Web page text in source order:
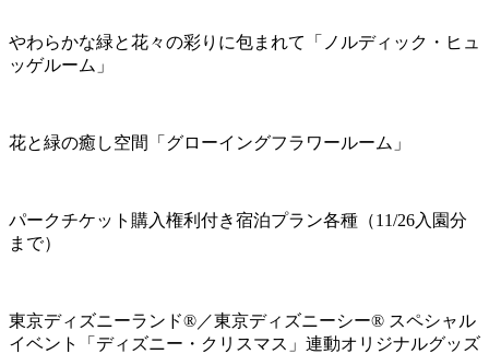
やわらかな緑と花々の彩りに包まれて「ノルディック・ヒュ
ッゲルーム」
花と緑の癒し空間「グローイングフラワールーム」
パークチケット購入権利付き宿泊プラン各種（11/26入園分
まで）
東京ディズニーランド®／東京ディズニーシー® スペシャル
イベント「ディズニー・クリスマス」連動オリジナルグッズ